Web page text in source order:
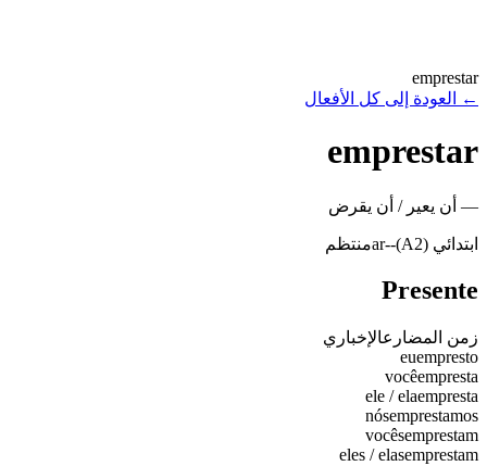
emprestar
←
العودة إلى كل الأفعال
emprestar
— أن يعير / أن يقرض
ابتدائي (A2) -
-ar منتظم
Presente
زمن المضارعالإخباري
euempresto
vocêempresta
ele / elaempresta
nósemprestamos
vocêsemprestam
eles / elasemprestam